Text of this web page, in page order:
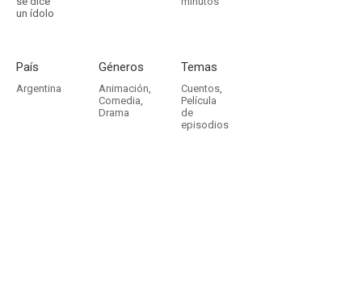
un ídolo
País
Argentina
Géneros
Animación,
Comedia,
Drama
Temas
Cuentos,
Película
de
episodios